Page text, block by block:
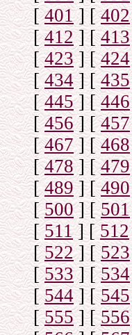
[401] [402
[412] [413
[423] [424
[434] [435
[445] [446
[456] [457
[467] [468
[478] [479
[489] [490
[500] [501
[511] [512
[522] [523
[533] [534
[544] [545
[555] [556